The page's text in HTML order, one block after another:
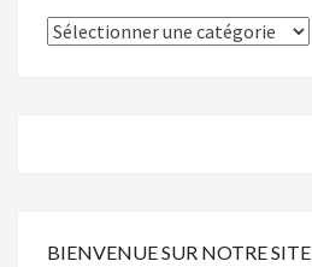
Catégories
BIENVENUE SUR NOTRE SITE